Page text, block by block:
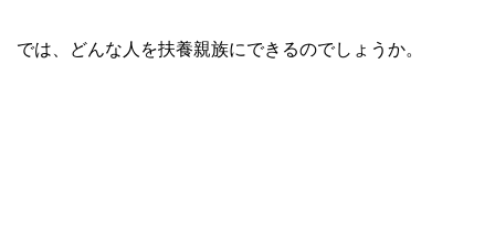
では、どんな人を扶養親族にできるのでしょうか。